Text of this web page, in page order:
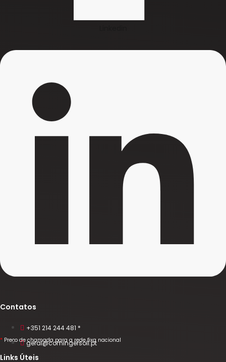
Contatos
+351 214 244 481 *
* Preço de chamada para a rede fixa nacional
geral@comingersoll.pt
Links Úteis